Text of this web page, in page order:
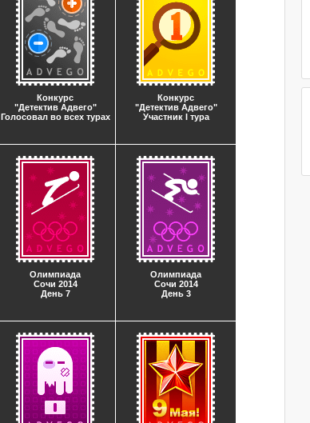
Конкурс
"Детектив Адвего"
Голосовал во всех турах
Конкурс
"Детектив Адвего"
Участник I тура
Олимпиада
Сочи 2014
День 7
Олимпиада
Сочи 2014
День 3